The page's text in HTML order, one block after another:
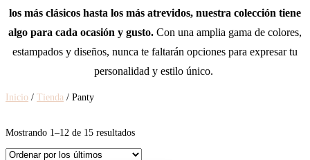
los más clásicos hasta los más atrevidos, nuestra colección tiene
algo para cada ocasión y gusto. Con una amplia gama de colores,
estampados y diseños, nunca te faltarán opciones para expresar tu
personalidad y estilo único.
Inicio / Tienda / Panty
Mostrando 1–12 de 15 resultadosOrdenado
los